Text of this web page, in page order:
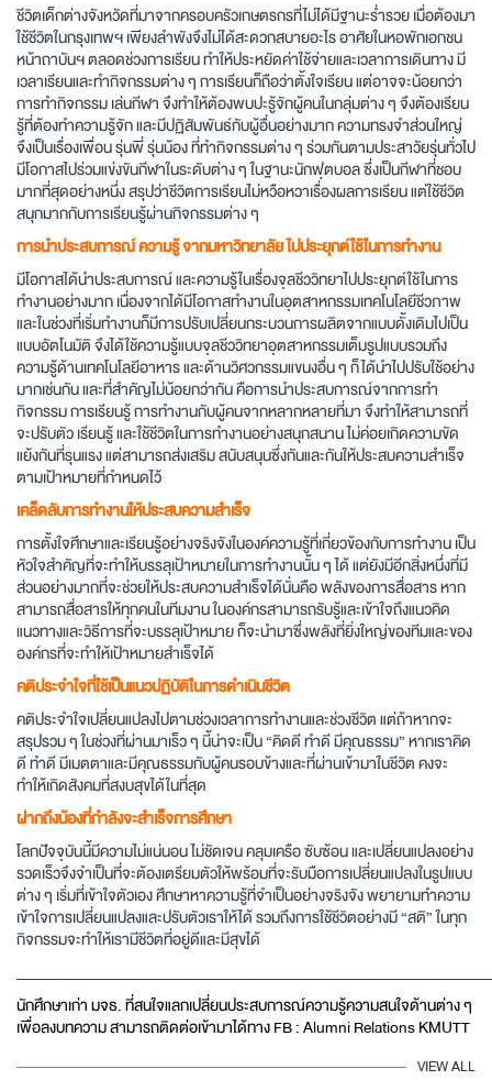
ชีวิตเด็กต่างจังหวัดที่มาจากครอบครัวเกษตรกรที่ไม่ได้มีฐานะร่ำรวย เมื่อต้องมา
ใช้ชีวิตในกรุงเทพฯ เพียงลำพังจึงไม่ได้สะดวกสบายอะไร อาศัยในหอพักเอกชน
หน้าถาบันฯ ตลอดช่วงการเรียน ทำให้ประหยัดค่าใช้จ่ายและเวลาการเดินทาง มี
เวลาเรียนและทำกิจกรรมต่าง ๆ การเรียนก็ถือว่าตั้งใจเรียน แต่อาจจะน้อยกว่า
การทำกิจกรรม เล่นกีฬา จึงทำให้ต้องพบปะรู้จักผู้คนในกลุ่มต่าง ๆ จึงต้องเรียน
รู้ที่ต้องทำความรู้จัก และมีปฏิสัมพันธ์กับผู้อื่นอย่างมาก ความทรงจำส่วนใหญ่
จึงเป็นเรื่องเพื่อน รุ่นพี่ รุ่นน้อง ที่ทำกิจกรรมต่าง ๆ ร่วมกันตามประสาวัยรุ่นทั่วไป
มีโอกาสไปร่วมแข่งขันกีฬาในระดับต่าง ๆ ในฐานะนักฟุตบอล ซึ่งเป็นกีฬาที่ชอบ
มากที่สุดอย่างหนึ่ง สรุปว่าชีวิตการเรียนไม่หวือหวาเรื่องผลการเรียน แต่ใช้ชีวิต
สนุกมากกับการเรียนรู้ผ่านกิจกรรมต่าง ๆ
การนำประสบการณ์ ความรู้ จากมหาวิทยาลัย ไปประยุกต์ใช้ในการทำงาน
มีโอกาสได้นำประสบการณ์ และความรู้ในเรื่องจุลชีววิทยาไปประยุกต์ใช้ในการ
ทำงานอย่างมาก เนื่องจากได้มีโอกาสทำงานในอุตสาหกรรมเทคโนโลยีชีวภาพ
และในช่วงที่เริ่มทำงานก็มีการปรับเปลี่ยนกระบวนการผลิตจากแบบดั้งเดิมไปเป็น
แบบอัตโนมัติ จึงได้ใช้ความรู้แบบจุลชีววิทยาอุตสาหกรรมเต็มรูปแบบรวมถึง
ความรู้ด้านเทคโนโลยีอาหาร และด้านวิศวกรรมแขนงอื่น ๆ ก็ได้นำไปปรับใช้อย่าง
มากเช่นกัน และที่สำคัญไม่น้อยกว่ากัน คือการนำประสบการณ์จากการทำ
กิจกรรม การเรียนรู้ การทำงานกับผู้คนจากหลากหลายที่มา จึงทำให้สามารถที่
จะปรับตัว เรียนรู้ และใช้ชีวิตในการทำงานอย่างสนุกสนาน ไม่ค่อยเกิดความขัด
แย้งกันที่รุนแรง แต่สามารถส่งเสริม สนับสนุนซึ่งกันและกันให้ประสบความสำเร็จ
ตามเป้าหมายที่กำหนดไว้
เคล็ดลับการทำงานให้ประสบความสำเร็จ
การตั้งใจศึกษาและเรียนรู้อย่างจริงจังในองค์ความรู้ที่เกี่ยวข้องกับการทำงาน เป็น
หัวใจสำคัญที่จะทำให้บรรลุเป้าหมายในการทำงานนั้น ๆ ได้ แต่ยังมีอีกสิ่งหนึ่งที่มี
ส่วนอย่างมากที่จะช่วยให้ประสบความสำเร็จได้นั่นคือ พลังของการสื่อสาร หาก
สามารถสื่อสารให้ทุกคนในทีมงาน ในองค์กรสามารถรับรู้และเข้าใจถึงแนวคิด
แนวทางและวิธีการที่จะบรรลุเป้าหมาย ก็จะนำมาซึ่งพลังที่ยิ่งใหญ่ของทีมและของ
องค์กรที่จะทำให้เป้าหมายสำเร็จได้
คติประจำใจที่ใช้เป็นแนวปฏิบัติในการดำเนินชีวิต
คติประจำใจเปลี่ยนแปลงไปตามช่วงเวลาการทำงานและช่วงชีวิต แต่ถ้าหากจะ
สรุปรวม ๆ ในช่วงที่ผ่านมาเร็ว ๆ นี้น่าจะเป็น “คิดดี ทำดี มีคุณธรรม” หากเราคิด
ดี ทำดี มีเมตตาและมีคุณธรรมกับผู้คนรอบข้างและที่ผ่านเข้ามาในชีวิต คงจะ
ทำให้เกิดสังคมที่สงบสุขได้ในที่สุด
ฝากถึงน้องที่กำลังจะสำเร็จการศึกษา
โลกปัจจุบันนี้มีความไม่แน่นอน ไม่ชัดเจน คลุมเครือ ซับซ้อน และเปลี่ยนแปลงอย่าง
รวดเร็วจึงจำเป็นที่จะต้องเตรียมตัวให้พร้อมที่จะรับมือการเปลี่ยนแปลงในรูปแบบ
ต่าง ๆ เริ่มที่เข้าใจตัวเอง ศึกษาหาความรู้ที่จำเป็นอย่างจริงจัง พยายามทำความ
เข้าใจการเปลี่ยนแปลงและปรับตัวเราให้ได้ รวมถึงการใช้ชีวิตอย่างมี “สติ” ในทุก
กิจกรรมจะทำให้เรามีชีวิตที่อยู่ดีและมีสุขได้
นักศึกษาเก่า มจธ. ที่สนใจแลกเปลี่ยนประสบการณ์ความรู้ความสนใจด้านต่าง ๆ
เพื่อลงบทความ สามารถติดต่อเข้ามาได้ทาง FB : Alumni Relations KMUTT
VIEW ALL